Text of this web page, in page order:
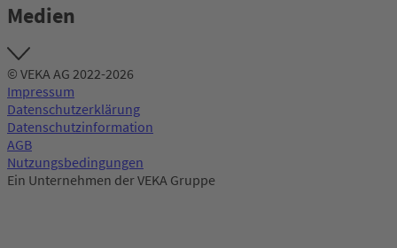
Medien
© VEKA AG 2022-2026
Impressum
Datenschutzerklärung
Datenschutzinformation
AGB
Nutzungsbedingungen
Ein Unternehmen der VEKA Gruppe